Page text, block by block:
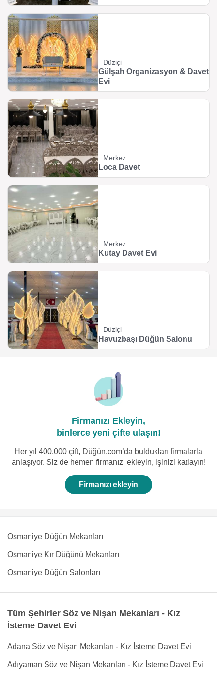
Düziçi
Gülşah Organizasyon & Davet
Evi
Merkez
Loca Davet
Merkez
Kutay Davet Evi
Düziçi
Havuzbaşı Düğün Salonu
Firmanızı Ekleyin,
binlerce yeni çifte ulaşın!
Her yıl 400.000 çift, Düğün.com’da buldukları firmalarla
anlaşıyor. Siz de hemen firmanızı ekleyin, işinizi katlayın!
Firmanızı ekleyin
Osmaniye Düğün Mekanları
Osmaniye Kır Düğünü Mekanları
Osmaniye Düğün Salonları
Tüm Şehirler Söz ve Nişan Mekanları - Kız
İsteme Davet Evi
Adana Söz ve Nişan Mekanları - Kız İsteme Davet Evi
Adıyaman Söz ve Nişan Mekanları - Kız İsteme Davet Evi